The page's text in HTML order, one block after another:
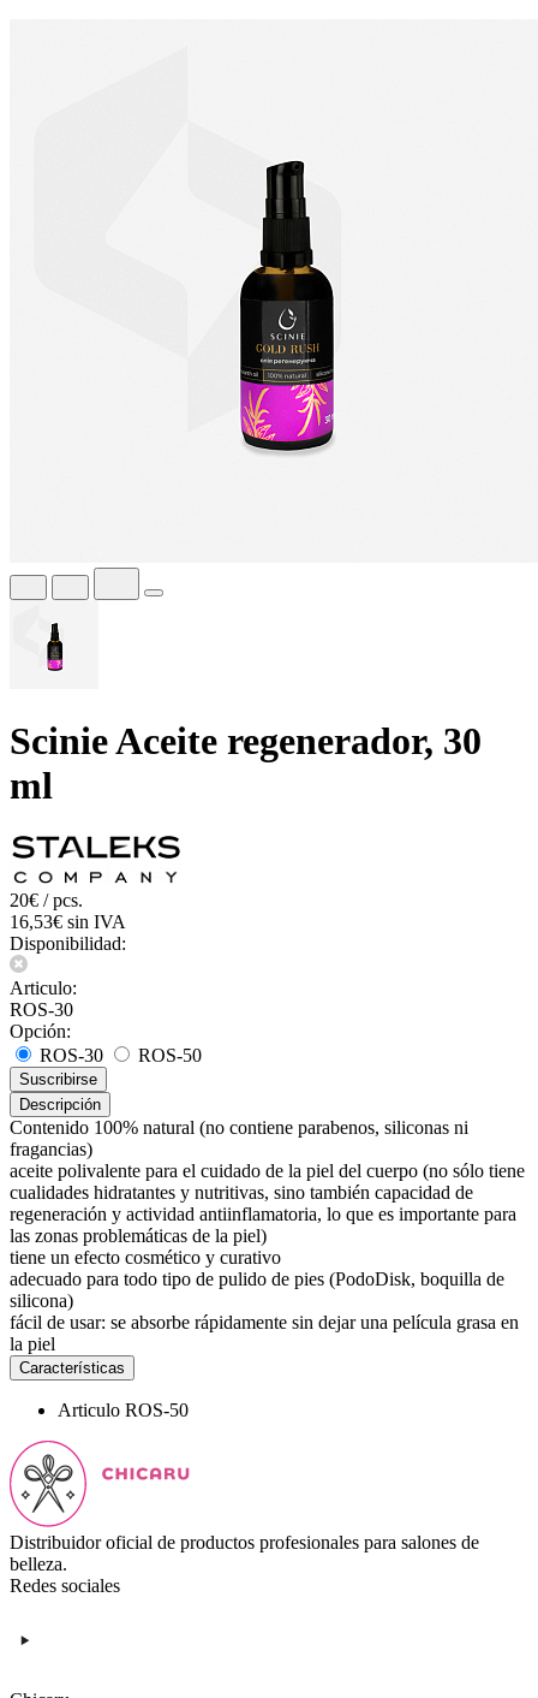
Scinie Aceite regenerador, 30
ml
20€ / pcs.
16,53€ sin IVA
Disponibilidad:
Articulo:
ROS-30
Opción:
ROS-30
ROS-50
Suscribirse
Descripción
Contenido 100% natural (no contiene parabenos, siliconas ni
fragancias)
aceite polivalente para el cuidado de la piel del cuerpo (no sólo tiene
cualidades hidratantes y nutritivas, sino también capacidad de
regeneración y actividad antiinflamatoria, lo que es importante para
las zonas problemáticas de la piel)
tiene un efecto cosmético y curativo
adecuado para todo tipo de pulido de pies (PodoDisk, boquilla de
silicona)
fácil de usar: se absorbe rápidamente sin dejar una película grasa en
la piel
Características
Articulo ROS-50
Distribuidor oficial de productos profesionales para salones de
belleza.
Redes sociales